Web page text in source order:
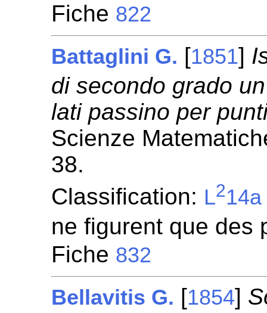
Fiche 822
Battaglini G. [1851]
di secondo grado
lati passino per
Scienze
38.
Classification: L214a
ne figurent que des
Fiche 832
Bellavitis G. [1854]